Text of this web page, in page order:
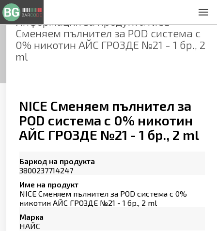
Информация за продуктаNICE
Сменяем пълнител за POD система с
0% никотин АЙС ГРОЗДЕ №21 - 1 бр., 2
ml
NICE Сменяем пълнител за
POD система с 0% никотин
АЙС ГРОЗДЕ №21 - 1 бр., 2 ml
Баркод на продукта
3800237714247
Име на продукт
NICE Сменяем пълнител за POD система с 0%
никотин АЙС ГРОЗДЕ №21 - 1 бр., 2 ml
Марка
НАЙС
Общи условия
Декларация за проверителност